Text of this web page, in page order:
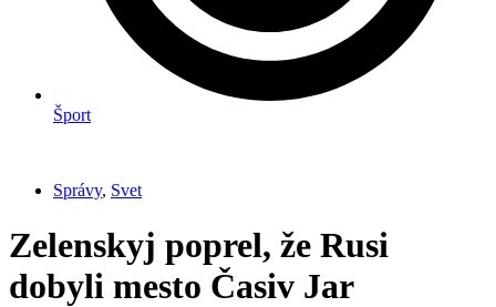
Šport
Správy, Svet
Zelenskyj poprel, že Rusi
dobyli mesto Časiv Jar